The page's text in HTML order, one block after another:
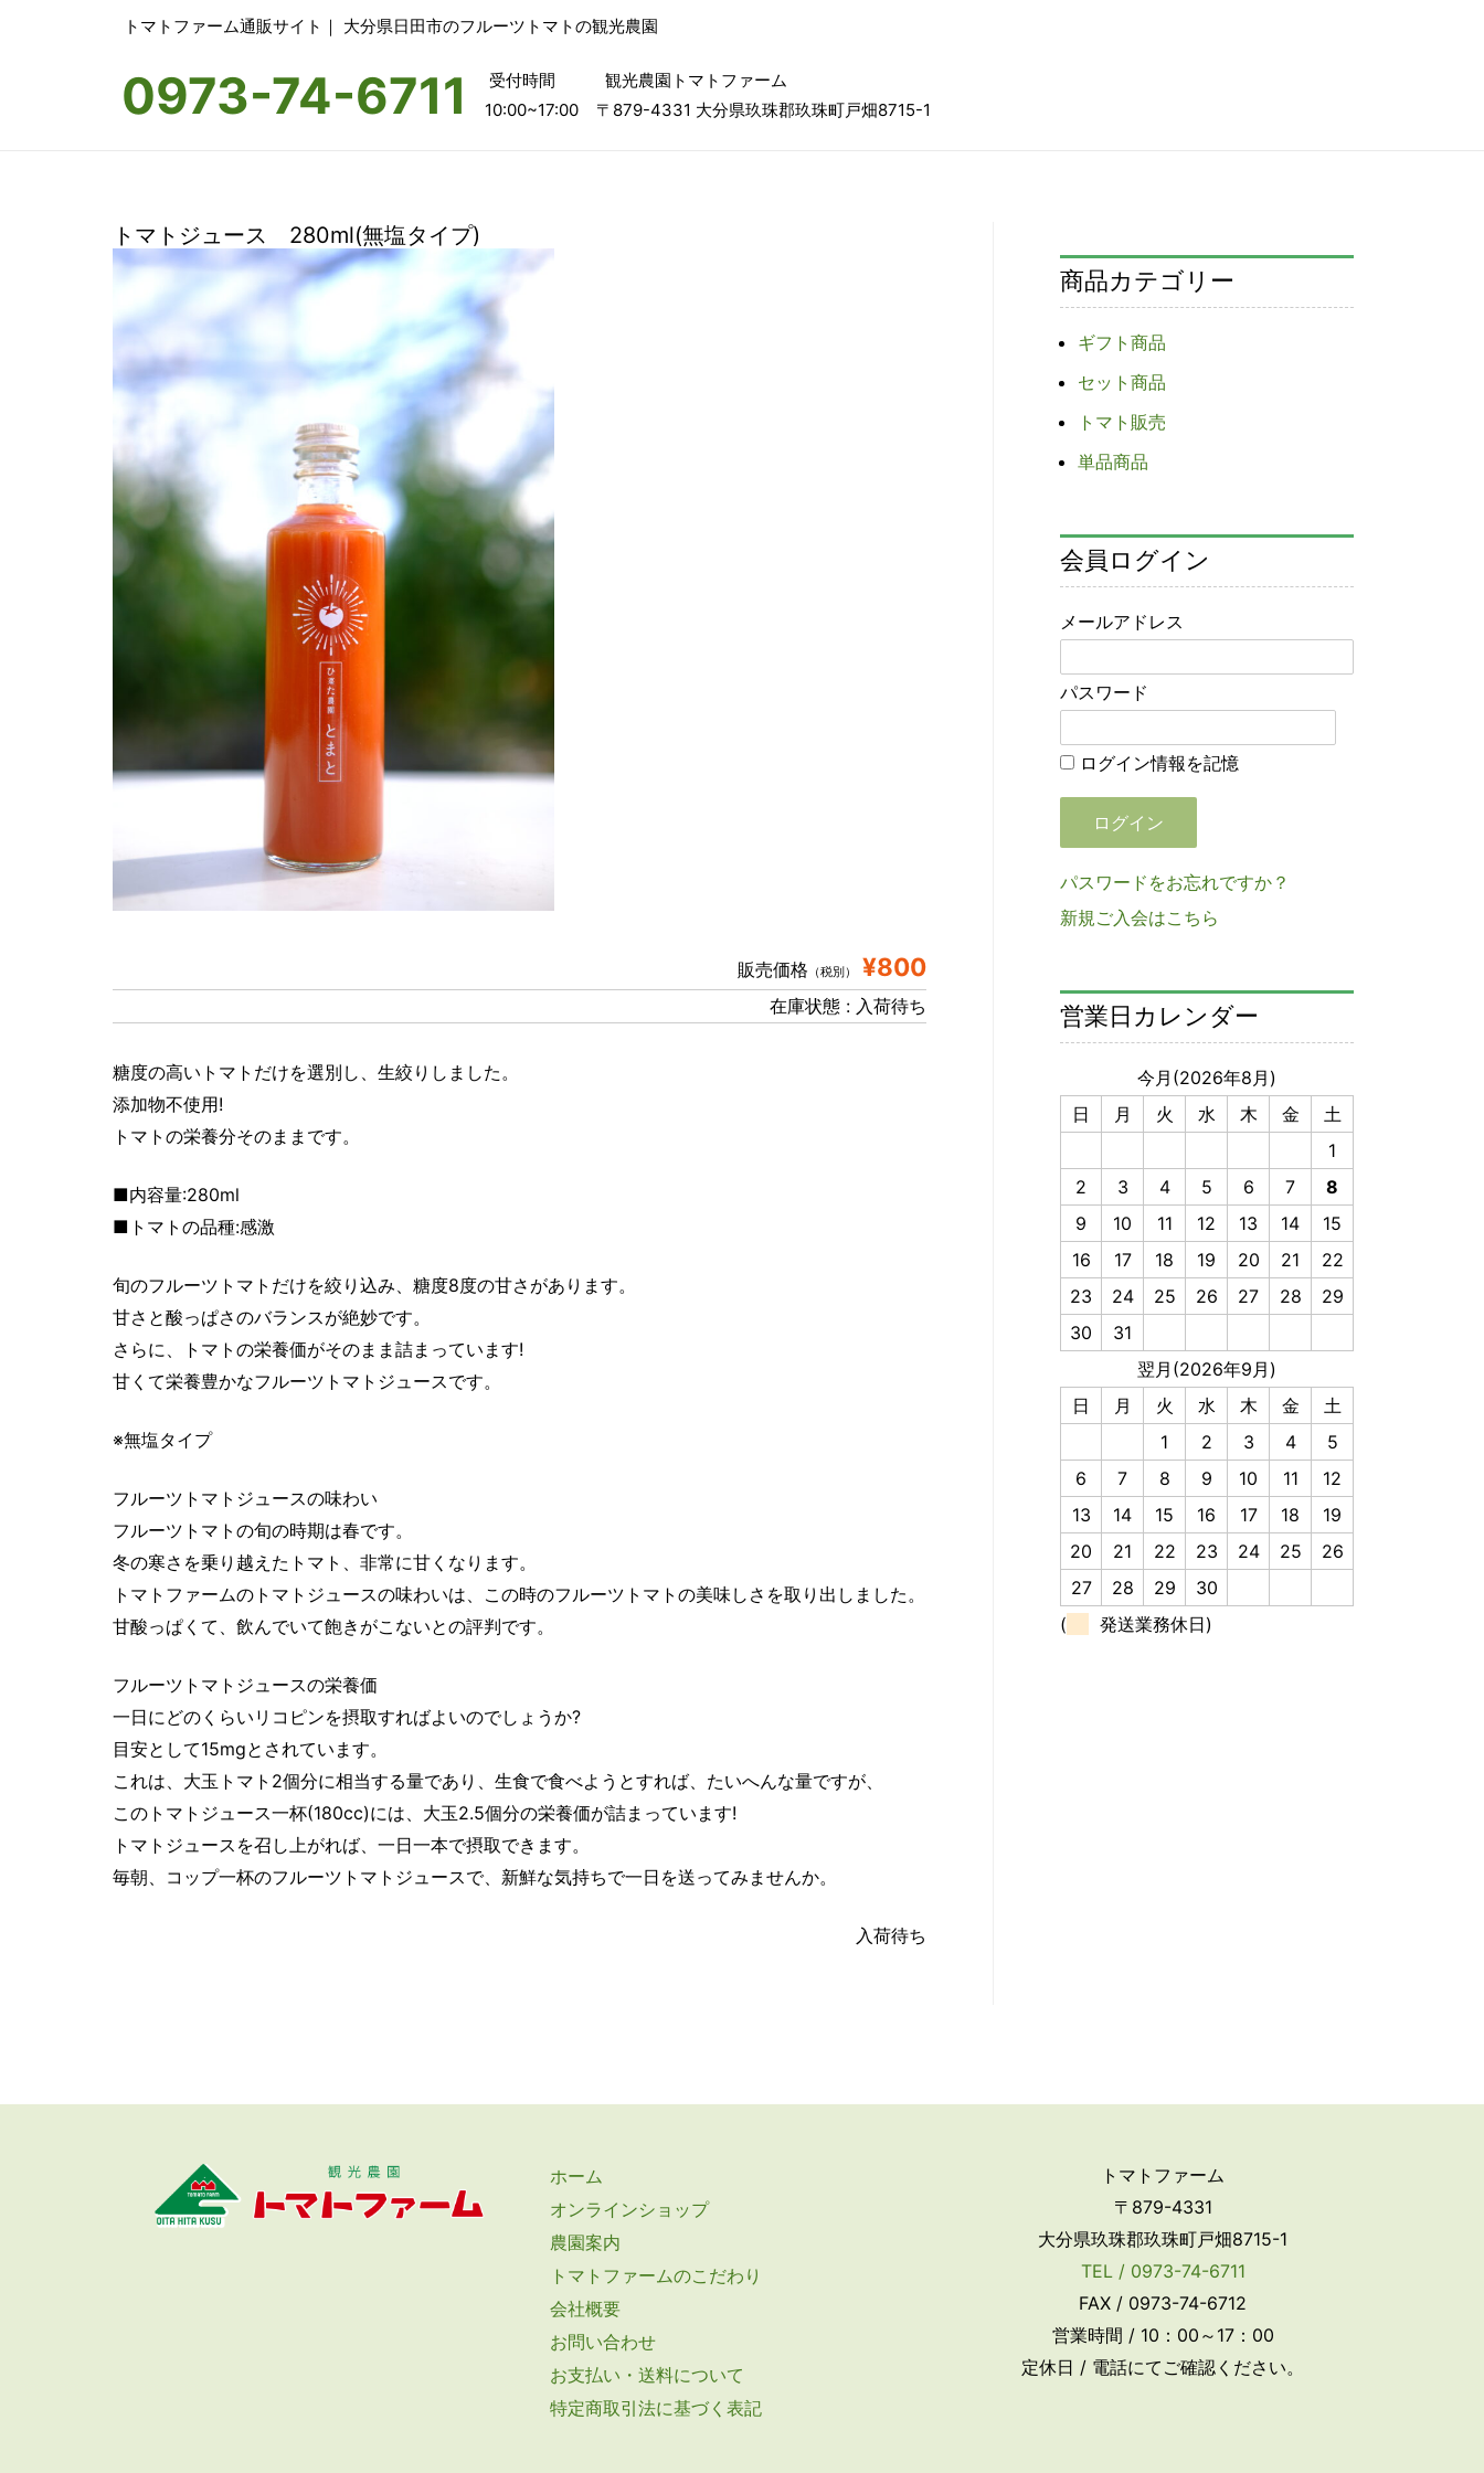
トマトファーム通販サイト｜ 大分県日田市のフルーツトマトの観光農園
0973-74-6711
受付時間
10:00~17:00
観光農園トマトファーム
〒879-4331 大分県玖珠郡玖珠町戸畑8715-1
トマトジュース 280ml(無塩タイプ)
販売価格 （税別） ¥800
在庫状態 : 入荷待ち
糖度の高いトマトだけを選別し、生絞りしました。
添加物不使用!
トマトの栄養分そのままです。
■内容量:280ml
■トマトの品種:感激
旬のフルーツトマトだけを絞り込み、糖度8度の甘さがあります。
甘さと酸っぱさのバランスが絶妙です。
さらに、トマトの栄養価がそのまま詰まっています!
甘くて栄養豊かなフルーツトマトジュースです。
※無塩タイプ
フルーツトマトジュースの味わい
フルーツトマトの旬の時期は春です。
冬の寒さを乗り越えたトマト、非常に甘くなります。
トマトファームのトマトジュースの味わいは、この時のフルーツトマトの美味しさを取り出しました。
甘酸っぱくて、飲んでいて飽きがこないとの評判です。
フルーツトマトジュースの栄養価
一日にどのくらいリコピンを摂取すればよいのでしょうか?
目安として15mgとされています。
これは、大玉トマト2個分に相当する量であり、生食で食べようとすれば、たいへんな量ですが、
このトマトジュース一杯(180cc)には、大玉2.5個分の栄養価が詰まっています!
トマトジュースを召し上がれば、一日一本で摂取できます。
毎朝、コップ一杯のフルーツトマトジュースで、新鮮な気持ちで一日を送ってみませんか。
入荷待ち
商品カテゴリー
ギフト商品
セット商品
トマト販売
単品商品
会員ログイン
メールアドレス
パスワード
ログイン情報を記憶
パスワードをお忘れですか？
新規ご入会はこちら
営業日カレンダー
今月(2026年8月)
日
月 火 水 木 金
土
1
2
3 4 5 6 7
8
9
10 11 12 13 14
15
16
17 18 19 20 21
22
23
24 25 26 27 28
29
30
31
翌月(2026年9月)
日
月 火 水 木 金
土
1
2 3 4
5
6
7 8 9 10 11
12
13
14 15 16 17 18
19
20
21 22 23 24 25
26
27
28 29
30
(
発送業務休日)
ホーム
オンラインショップ
農園案内
トマトファームのこだわり
会社概要
お問い合わせ
お支払い・送料について
特定商取引法に基づく表記
トマトファーム
〒879-4331
大分県玖珠郡玖珠町戸畑8715-1
TEL / 0973-74-6711
FAX / 0973-74-6712
営業時間 / 10：00～17：00
定休日 / 電話にてご確認ください。